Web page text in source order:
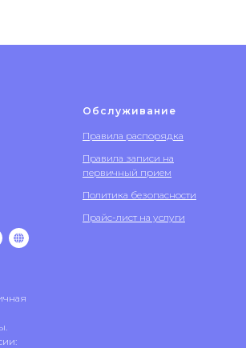
Обслуживание
Правила распорядка
Правила записи на
первичный прием
Политика безопасности
Прайс-лист на услуги